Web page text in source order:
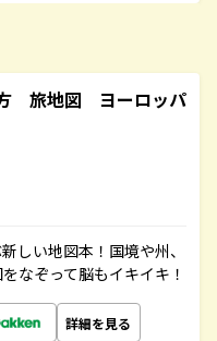
旅地図 ヨーロッパ
しい地図本！国境や州、
なぞって脳もイキイキ！
詳細を見る